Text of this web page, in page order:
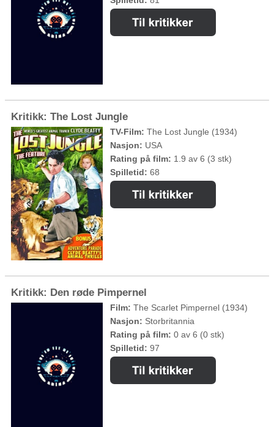
Kritikk: The Lost Jungle
TV-Film: The Lost Jungle (1934)
Nasjon: USA
Rating på film: 1.9 av 6 (3 stk)
Spilletid: 68
Kritikk: Den røde Pimpernel
Film: The Scarlet Pimpernel (1934)
Nasjon: Storbritannia
Rating på film: 0 av 6 (0 stk)
Spilletid: 97